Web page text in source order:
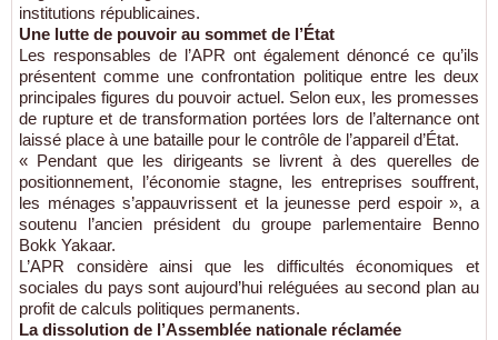
institutions républicaines.
Une lutte de pouvoir au sommet de l’État
Les responsables de l’APR ont également dénoncé ce qu’ils
présentent comme une confrontation politique entre les deux
principales figures du pouvoir actuel. Selon eux, les promesses
de rupture et de transformation portées lors de l’alternance ont
laissé place à une bataille pour le contrôle de l’appareil d’État.
« Pendant que les dirigeants se livrent à des querelles de
positionnement, l’économie stagne, les entreprises souffrent,
les ménages s’appauvrissent et la jeunesse perd espoir », a
soutenu l’ancien président du groupe parlementaire Benno
Bokk Yakaar.
L’APR considère ainsi que les difficultés économiques et
sociales du pays sont aujourd’hui reléguées au second plan au
profit de calculs politiques permanents.
La dissolution de l’Assemblée nationale réclamée